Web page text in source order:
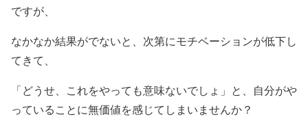
ですが、
なかなか結果がでないと、次第にモチベーションが低下し
てきて、
「どうせ、これをやっても意味ないでしょ」と、自分がや
っていることに無価値を感じてしまいませんか？